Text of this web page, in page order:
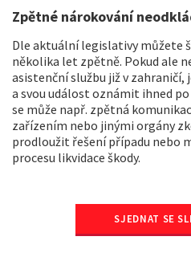
Zpětné nárokování
Dle aktuální legislativy můžete
několika let zpětně. Pokud ale
asistenční službu již v
a svou událost oznámit ihned
se může např. zpětná
zařízením nebo jinými orgány
prodloužit řešení případu nebo
procesu likvidace škody.
SJEDNAT SE